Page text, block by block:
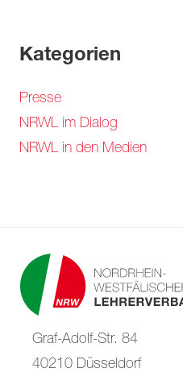
Kategorien
Presse
NRWL im Dialog
NRWL in den Medien
Graf-Adolf-Str. 84
40210 Düsseldorf